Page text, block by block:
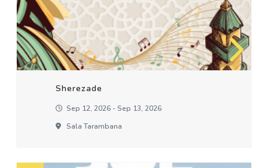
Sherezade
Sep 12, 2026 - Sep 13, 2026
Sala Tarambana